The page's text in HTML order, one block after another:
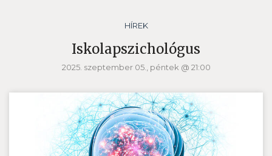
HÍREK
Iskolapszichológus
2025. szeptember 05., péntek @ 21:00